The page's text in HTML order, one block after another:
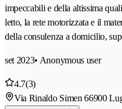
impeccabili e della altissima
letto, la rete motorizzata e il
della consulenza a domicilio,
set 2023• Anonymous user
4.7(3)
Via Rinaldo Simen 66900